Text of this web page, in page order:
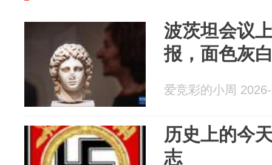
波茨坦会议
报，面色灰
爱竞彩的小周
历史上的今
志